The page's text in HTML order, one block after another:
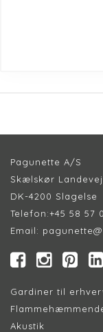
Pagunette A/S
Skælskør
DK-4200 Slagelse
Telefon:+45 58 57
Email:
Gardiner til
Akustik